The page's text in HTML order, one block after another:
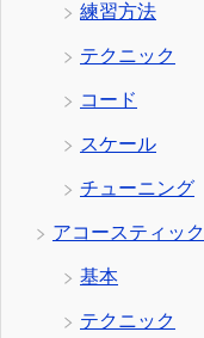
練習方法
テクニック
コード
スケール
チューニング
アコースティッ
基本
テクニック